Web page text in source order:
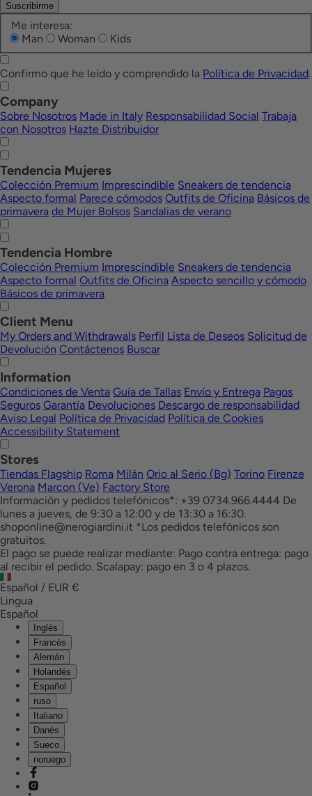
Suscribirme
Me interesa:
Man
Woman Kids
Confirmo que he leído y comprendido la Política de Privacidad.
Company
Sobre Nosotros Made in Italy Responsabilidad Social Trabaja
con Nosotros Hazte Distribuidor
Tendencia Mujeres
Colección Premium Imprescindible Sneakers de tendencia
Aspecto formal Parece cómodos Outfits de Oficina Básicos de
primavera de Mujer Bolsos Sandalias de verano
Tendencia Hombre
Colección Premium Imprescindible Sneakers de tendencia
Aspecto formal Outfits de Oficina Aspecto sencillo y cómodo
Básicos de primavera
Client Menu
My Orders and Withdrawals Perfil Lista de Deseos Solicitud de
Devolución Contáctenos Buscar
Information
Condiciones de Venta Guía de Tallas Envío y Entrega Pagos
Seguros Garantía Devoluciones Descargo de responsabilidad
Aviso Legal Política de Privacidad Política de Cookies
Accessibility Statement
Stores
Tiendas Flagship Roma Milán Orio al Serio (Bg) Torino Firenze
Verona Marcon (Ve) Factory Store
Información y pedidos telefónicos*: +39 0734.966.4444 De
lunes a jueves, de 9:30 a 12:00 y de 13:30 a 16:30.
shoponline@nerogiardini.it *Los pedidos telefónicos son
gratuitos.
El pago se puede realizar mediante: Pago contra entrega: pago
al recibir el pedido. Scalapay: pago en 3 o 4 plazos.
Español / EUR €
Lingua
Español
Inglés
Francés
Alemán
Holandés
Español
ruso
Italiano
Danés
Sueco
noruego
facebook
instagram